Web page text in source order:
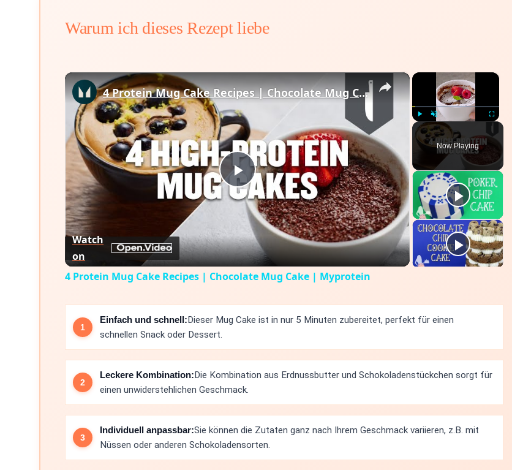
Warum ich dieses Rezept liebe
×
Play Unmute Fullscreen
Now Playing
×
Play
Video
4 Protein Mug Cake Recipes | Chocolate Mug Cake | Myprotein
Watch
on
4 Protein Mug Cake Recipes | Chocolate Mug Cake | Myprotein
Einfach und schnell:Dieser Mug Cake ist in nur 5 Minuten zubereitet, perfekt für einen
schnellen Snack oder Dessert.
Leckere Kombination:Die Kombination aus Erdnussbutter und Schokoladenstückchen sorgt für
einen unwiderstehlichen Geschmack.
Individuell anpassbar:Sie können die Zutaten ganz nach Ihrem Geschmack variieren, z.B. mit
Nüssen oder anderen Schokoladensorten.